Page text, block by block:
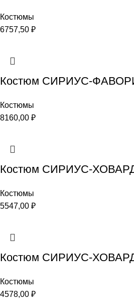
Костюмы
6757,50 ₽
Костюм СИРИУС-
Костюмы
8160,00 ₽
Костюм СИРИУС-
Костюмы
5547,00 ₽
Костюм СИРИУС-
Костюмы
4578,00 ₽